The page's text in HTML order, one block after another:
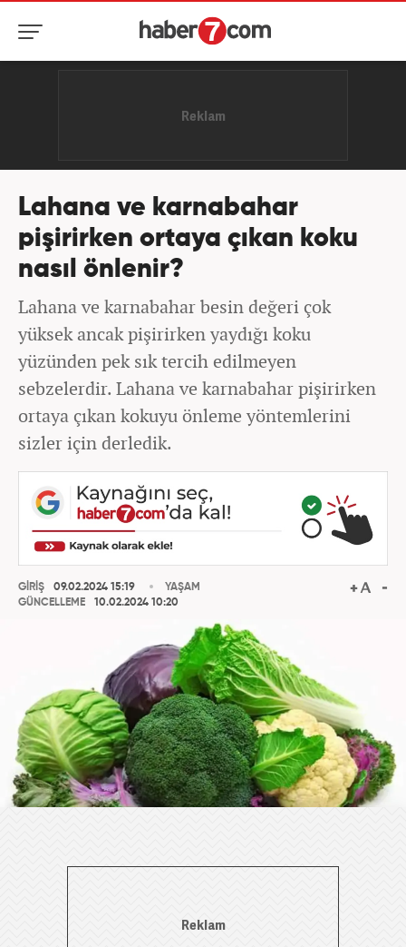
Lahana ve karnabahar
pişirirken ortaya çıkan koku
nasıl önlenir?
Lahana ve karnabahar besin değeri çok
yüksek ancak pişirirken yaydığı koku
yüzünden pek sık tercih edilmeyen
sebzelerdir. Lahana ve karnabahar pişirirken
ortaya çıkan kokuyu önleme yöntemlerini
sizler için derledik.
GİRİŞ
09.02.2024 15:19
GÜNCELLEME
10.02.2024 10:20
YAŞAM